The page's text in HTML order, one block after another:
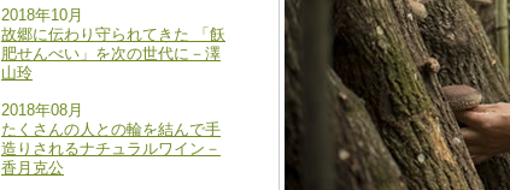
2018年10月
故郷に伝わり守られてきた 「飫
肥せんべい」を次の世代に－澤
山玲
2018年08月
たくさんの人との輪を結んで手
造りされるナチュラルワイン－
香月克公